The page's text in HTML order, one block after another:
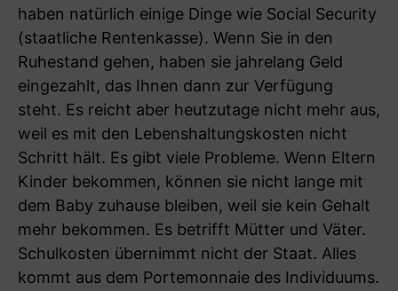
haben natürlich einige Dinge wie Social Security
(staatliche Rentenkasse). Wenn Sie in den
Ruhestand gehen, haben sie jahrelang Geld
eingezahlt, das Ihnen dann zur Verfügung
steht. Es reicht aber heutzutage nicht mehr aus,
weil es mit den Lebenshaltungskosten nicht
Schritt hält. Es gibt viele Probleme. Wenn Eltern
Kinder bekommen, können sie nicht lange mit
dem Baby zuhause bleiben, weil sie kein Gehalt
mehr bekommen. Es betrifft Mütter und Väter.
Schulkosten übernimmt nicht der Staat. Alles
kommt aus dem Portemonnaie des Individuums.